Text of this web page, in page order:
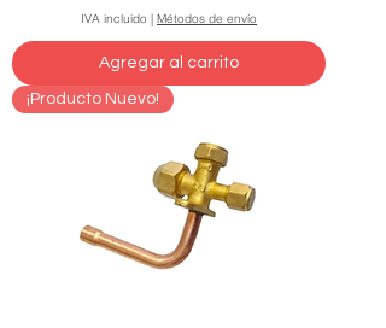
IVA incluido | Métodos de envío
Agregar al carrito
¡Producto Nuevo!